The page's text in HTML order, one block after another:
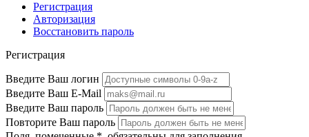
Регистрация
Авторизация
Восстановить пароль
Регистрация
Введите Ваш логин
Введите Ваш E-Mail
Введите Ваш пароль
Повторите Ваш пароль